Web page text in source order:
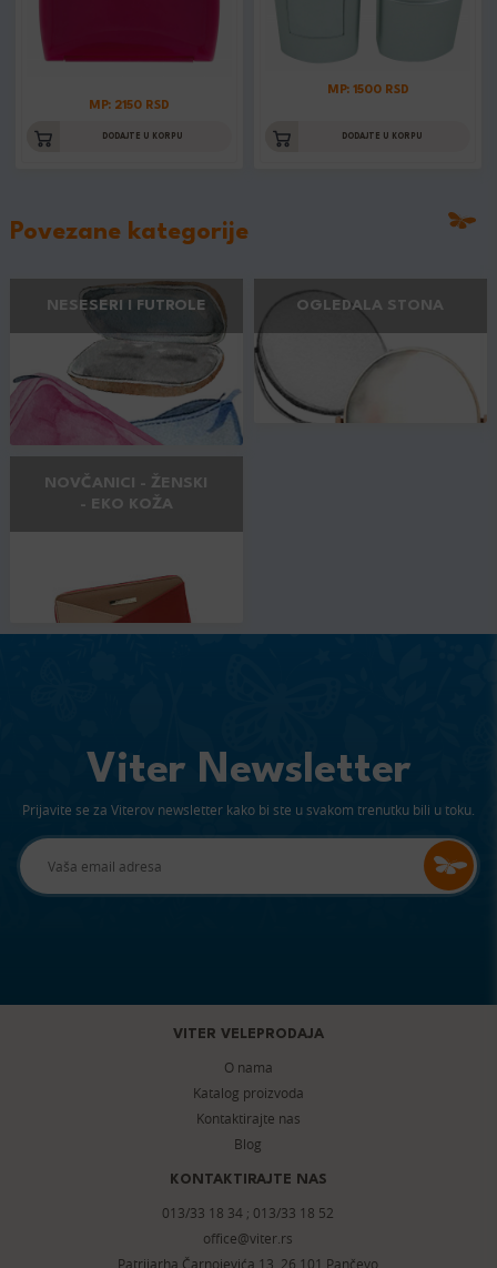
MP: 2150 RSD
DODAJTE U KORPU
MP: 1500 RSD
DODAJTE U KORPU
Povezane kategorije
NESESERI I FUTROLE OGLEDALA STONA
NOVČANICI - ŽENSKI
- EKO KOŽA
Viter Newsletter
Prijavite se za Viterov newsletter kako bi ste u svakom trenutku bili u toku.
VITER VELEPRODAJA
O nama
Katalog proizvoda
Kontaktirajte nas
Blog
KONTAKTIRAJTE NAS
013/33 18 34 ; 013/33 18 52
office@viter.rs
Patrijarha Čarnojevića 13, 26 101 Pančevo